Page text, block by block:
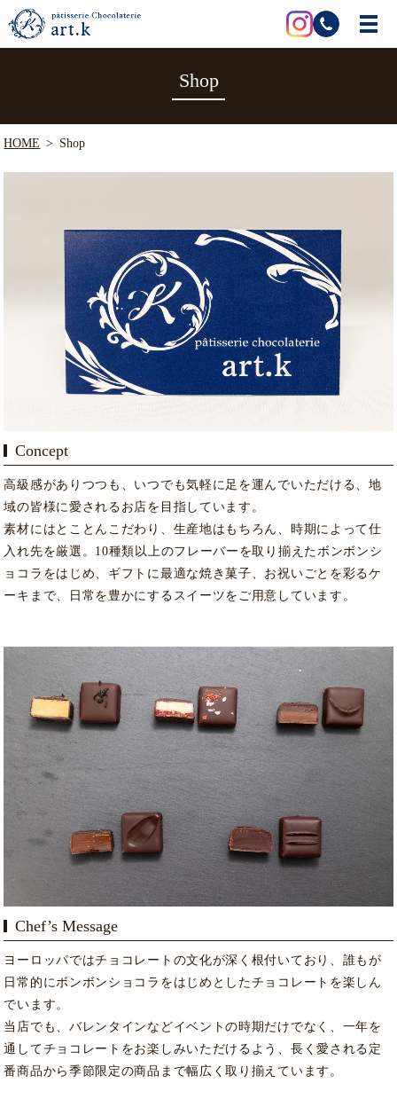
Shop
HOME Shop
Concept
高級感がありつつも、いつでも気軽に足を運んでいただける、地
域の皆様に愛されるお店を目指しています。
素材にはとことんこだわり、生産地はもちろん、時期によって仕
入れ先を厳選。10種類以上のフレーバーを取り揃えたボンボンシ
ョコラをはじめ、ギフトに最適な焼き菓子、お祝いごとを彩るケ
ーキまで、日常を豊かにするスイーツをご用意しています。
Chef’s Message
ヨーロッパではチョコレートの文化が深く根付いており、誰もが
日常的にボンボンショコラをはじめとしたチョコレートを楽しん
でいます。
当店でも、バレンタインなどイベントの時期だけでなく、一年を
通してチョコレートをお楽しみいただけるよう、長く愛される定
番商品から季節限定の商品まで幅広く取り揃えています。